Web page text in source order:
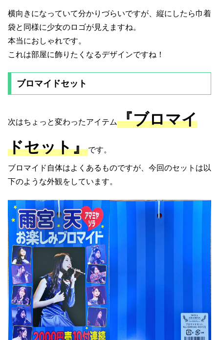
横向きになっていて分かりづらいですが、縦にしたら巾着
袋と同様に少女のロゴが見えますね。
本当におしゃれです。
これは部屋に飾りたくなるデザインですね！
ブロマイドセット
次はちょっと変わったアイテム『ブロマイ
ドセット』です。
ブロマイド自体はよくあるものですが、今回のセットは以
下のような外観をしています。